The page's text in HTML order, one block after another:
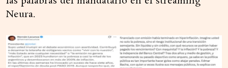
Neura.